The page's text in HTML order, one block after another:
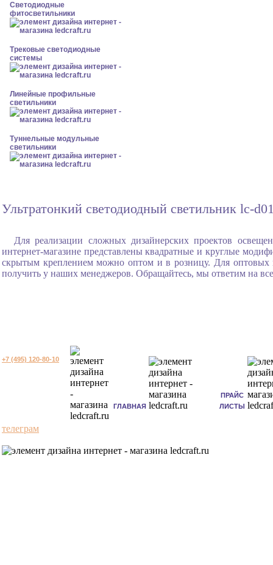
Светодиодные
фитосветильники
Трековые светодиодные
системы
Линейные профильные
светильники
Туннельные модульные
светильники
Ультратонкий светодиодный светильник lc-
Для реализации сложных дизайнерских проектов
интернет-магазине представлены квадратные и круглые
скрытым креплением можно оптом и в розницу. Для
получить у наших менеджеров. Обращайтесь, мы ответим на
+7 (495) 120-80-10
ГЛАВНАЯ
ПРАЙС
ЛИСТЫ
телеграм